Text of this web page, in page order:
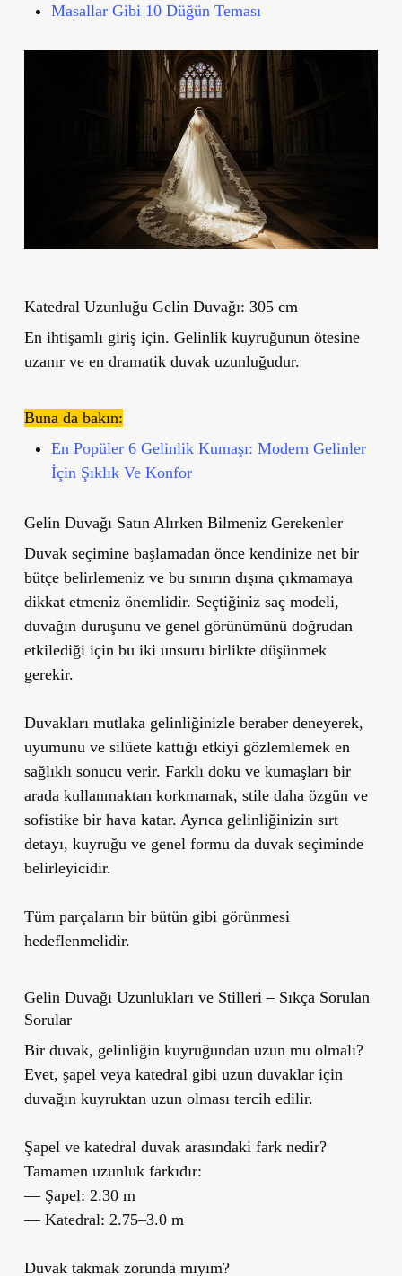
Masallar Gibi 10 Düğün Teması
Katedral Uzunluğu Gelin Duvağı: 305 cm
En ihtişamlı giriş için. Gelinlik kuyruğunun ötesine
uzanır ve en dramatik duvak uzunluğudur.
Buna da bakın:
En Popüler 6 Gelinlik Kumaşı: Modern Gelinler
İçin Şıklık Ve Konfor
Gelin Duvağı Satın Alırken Bilmeniz Gerekenler
Duvak seçimine başlamadan önce kendinize net bir
bütçe belirlemeniz ve bu sınırın dışına çıkmamaya
dikkat etmeniz önemlidir. Seçtiğiniz saç modeli,
duvağın duruşunu ve genel görünümünü doğrudan
etkilediği için bu iki unsuru birlikte düşünmek
gerekir.
Duvakları mutlaka gelinliğinizle beraber deneyerek,
uyumunu ve silüete kattığı etkiyi gözlemlemek en
sağlıklı sonucu verir. Farklı doku ve kumaşları bir
arada kullanmaktan korkmamak, stile daha özgün ve
sofistike bir hava katar. Ayrıca gelinliğinizin sırt
detayı, kuyruğu ve genel formu da duvak seçiminde
belirleyicidir.
Tüm parçaların bir bütün gibi görünmesi
hedeflenmelidir.
Gelin Duvağı Uzunlukları ve Stilleri – Sıkça Sorulan
Sorular
Bir duvak, gelinliğin kuyruğundan uzun mu olmalı?
Evet, şapel veya katedral gibi uzun duvaklar için
duvağın kuyruktan uzun olması tercih edilir.
Şapel ve katedral duvak arasındaki fark nedir?
Tamamen uzunluk farkıdır:
— Şapel: 2.30 m
— Katedral: 2.75–3.0 m
Duvak takmak zorunda mıyım?